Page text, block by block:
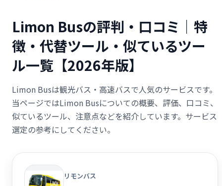
Limon Busの評判・口コミ｜特
徴・代替ツール・似ているツー
ル一覧【2026年版】
Limon Busは観光バス・高速バスで人気のサービスです。
当ページではLimon Busについての概要、評価、口コミ、
似ているツール、注意点などを紹介しています。サービス
選定の参考にしてください。
リモンバス